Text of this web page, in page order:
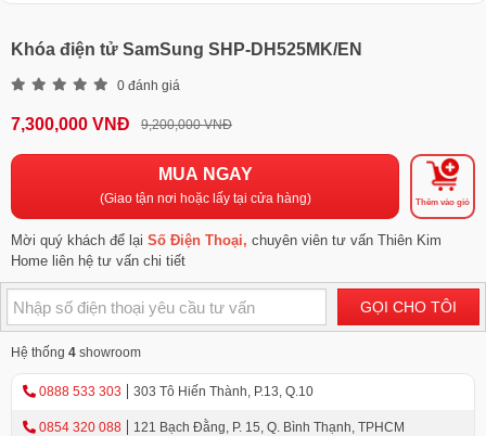
Khóa điện tử SamSung SHP-DH525MK/EN
0 đánh giá
7,300,000 VNĐ 9,200,000 VNĐ
MUA NGAY
(Giao tận nơi hoặc lấy tại cửa hàng) Thêm vào giỏ
Mời quý khách để lại Số Điện Thoại, chuyên viên tư vấn Thiên Kim
Home liên hệ tư vấn chi tiết
GỌI CHO TÔI
Hệ thống 4 showroom
0888 533 303 303 Tô Hiến Thành, P.13, Q.10
0854 320 088 121 Bạch Đằng, P. 15, Q. Bình Thạnh, TPHCM